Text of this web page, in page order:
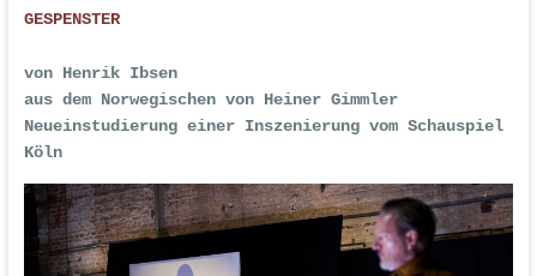
GESPENSTER
von Henrik Ibsen
aus dem Norwegischen von Heiner Gimmler
Neueinstudierung einer Inszenierung vom Schauspiel
Köln